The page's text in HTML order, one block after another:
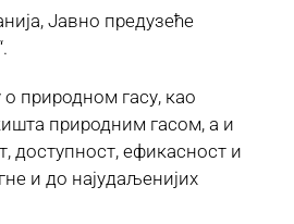
Јавно предузеће
природном гасу, као
природним гасом, а и
доступност, ефикасност и
и до најудаљенијих